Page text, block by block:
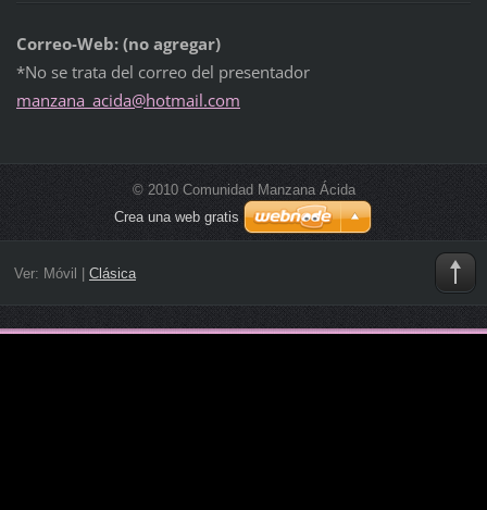
Correo-Web: (no agregar)
*No se trata del correo del presentador
manzana_ acida@hotmail.com
© 2010 Comunidad Manzana Ácida
Crea una web gratis
Ver: Móvil Clásica